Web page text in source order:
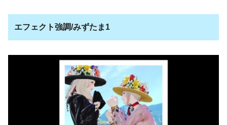
エフェクト強調/みずたま1